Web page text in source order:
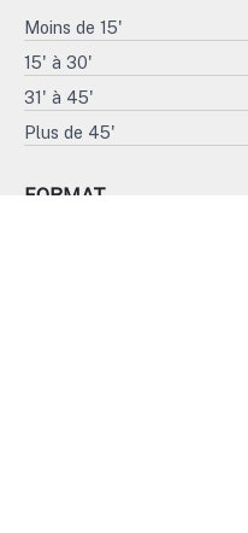
Moins de 15'
15' à 30'
31' à 45'
Plus de 45'
FORMAT